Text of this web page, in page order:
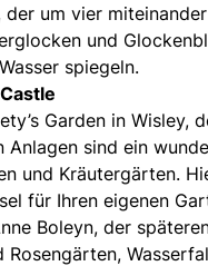
um vier
und
spiegeln.
Garden in Wisley,
sind ein
und Kräutergärten.
für Ihren eigenen
Boleyn, der